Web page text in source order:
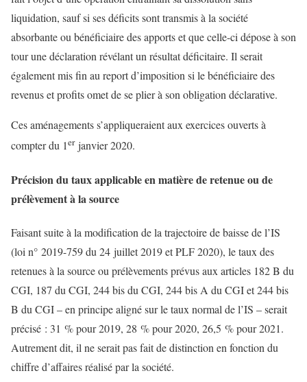
liquidation, sauf si ses déficits sont transmis à la société
absorbante ou bénéficiaire des apports et que celle-ci dépose à son
tour une déclaration révélant un résultat déficitaire. Il serait
également mis fin au report d’imposition si le bénéficiaire des
revenus et profits omet de se plier à son obligation déclarative.
Ces aménagements s’appliqueraient aux exercices ouverts à
compter du 1erjanvier 2020.
Précision du taux applicable en matière de retenue ou de
prélèvement à la source
Faisant suite à la modification de la trajectoire de baisse de l’IS
(loi n° 2019-759 du 24 juillet 2019 et PLF 2020), le taux des
retenues à la source ou prélèvements prévus aux articles 182 B du
CGI, 187 du CGI, 244 bis du CGI, 244 bis A du CGI et 244 bis
B du CGI – en principe aligné sur le taux normal de l’IS – serait
précisé : 31 % pour 2019, 28 % pour 2020, 26,5 % pour 2021.
Autrement dit, il ne serait pas fait de distinction en fonction du
chiffre d’affaires réalisé par la société.